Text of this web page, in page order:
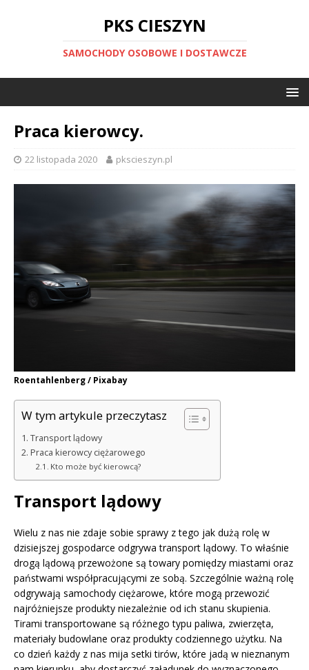
PKS CIESZYN
SAMOCHODY OSOBOWE I DOSTAWCZE
Praca kierowcy.
22 listopada 2020 pkscieszyn.pl
Roentahlenberg / Pixabay
W tym artykule przeczytasz
Transport lądowy
Praca kierowcy ciężarowego
Kto może być kierowcą?
Transport lądowy
Wielu z nas nie zdaje sobie sprawy z tego jak dużą rolę w
dzisiejszej gospodarce odgrywa transport lądowy. To właśnie
drogą lądową przewożone są towary pomiędzy miastami oraz
państwami współpracującymi ze sobą. Szczególnie ważną rolę
odgrywają samochody ciężarowe, które mogą przewozić
najróżniejsze produkty niezależnie od ich stanu skupienia.
Tirami transportowane są różnego typu paliwa, zwierzęta,
materiały budowlane oraz produkty codziennego użytku. Na
co dzień każdy z nas mija setki tirów, które jadą w nieznanym